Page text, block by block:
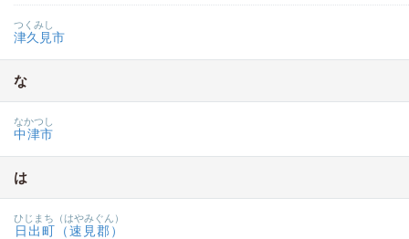
津久見市
つくみし
な
中津市
なかつし
は
日出町（速見郡）
ひじまち（はやみぐん）